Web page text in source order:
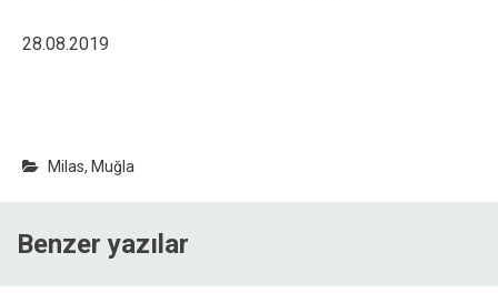
28.08.2019
Milas, Muğla
Benzer yazılar